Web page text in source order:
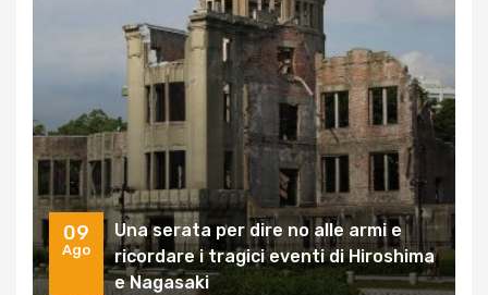
09
Ago
Una serata per dire no alle armi e
ricordare i tragici eventi di Hiroshima
e Nagasaki